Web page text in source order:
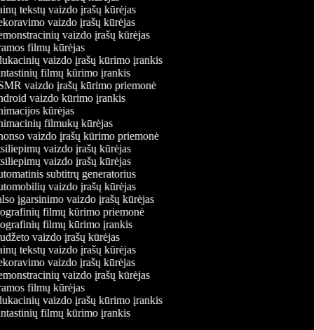
tekstų vaizdo įrašų kūrėjas
vaizdo įrašų kūrėjas
vaizdo įrašų kūrėjas
filmų kūrėjas
vaizdo įrašų kūrimo įrankis
filmų kūrimo įrankis
vaizdo įrašų kūrimo priemonė
vaizdo kūrimo įrankis
kūrėjas
filmukų kūrėjas
vaizdo įrašų kūrimo priemonė
vaizdo įrašų kūrėjas
vaizdo įrašų kūrėjas
subtitrų generatorius
vaizdo įrašų kūrėjas
įgarsinimo vaizdo įrašų kūrėjas
filmų kūrimo priemonė
filmų kūrimo įrankis
vaizdo įrašų kūrėjas
tekstų vaizdo įrašų kūrėjas
vaizdo įrašų kūrėjas
vaizdo įrašų kūrėjas
filmų kūrėjas
vaizdo įrašų kūrimo įrankis
filmų kūrimo įrankis